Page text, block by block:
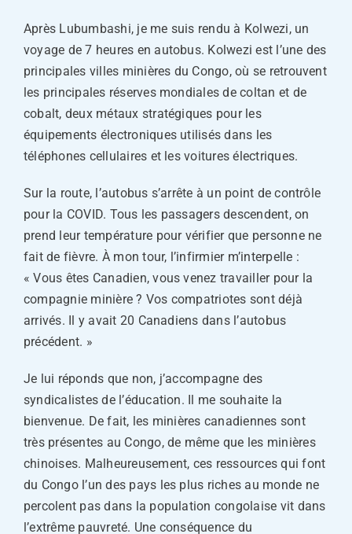
Après Lubumbashi, je me suis rendu à Kolwezi, un
voyage de 7 heures en autobus. Kolwezi est l’une des
principales villes minières du Congo, où se retrouvent
les principales réserves mondiales de coltan et de
cobalt, deux métaux stratégiques pour les
équipements électroniques utilisés dans les
téléphones cellulaires et les voitures électriques.
Sur la route, l’autobus s’arrête à un point de contrôle
pour la COVID. Tous les passagers descendent, on
prend leur température pour vérifier que personne ne
fait de fièvre. À mon tour, l’infirmier m’interpelle :
« Vous êtes Canadien, vous venez travailler pour la
compagnie minière ? Vos compatriotes sont déjà
arrivés. Il y avait 20 Canadiens dans l’autobus
précédent. »
Je lui réponds que non, j’accompagne des
syndicalistes de l’éducation. Il me souhaite la
bienvenue. De fait, les minières canadiennes sont
très présentes au Congo, de même que les minières
chinoises. Malheureusement, ces ressources qui font
du Congo l’un des pays les plus riches au monde ne
percolent pas dans la population congolaise vit dans
l’extrême pauvreté. Une conséquence du